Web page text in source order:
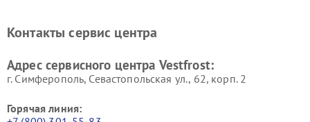
Vestfrost
Контакты сервис центра
Адрес сервисного центра Vestfrost:
г. Симферополь, Севастопольская ул., 62, корп. 2
Горячая линия: